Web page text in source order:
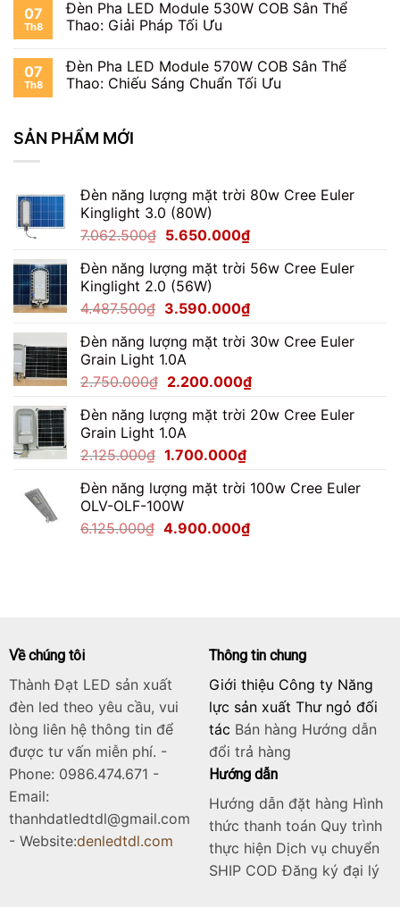
Bãi
Đỗ
Xe
07
Th8
Đèn Pha LED Module 530W COB Sân Thể
Thao: Giải Pháp Tối Ưu
07
Th8
Đèn Pha LED Module 570W COB Sân Thể
Thao: Chiếu Sáng Chuẩn Tối Ưu
SẢN PHẨM MỚI
Đèn năng lượng mặt trời 80w Cree Euler
Kinglight 3.0 (80W)
7.062.500₫ Giá
là:
7.062.500₫.
5.650.000₫Giá
tại
5.650.000₫.
Đèn năng lượng mặt trời 56w Cree Euler
Kinglight 2.0 (56W)
4.487.500₫ Giá
là:
4.487.500₫.
3.590.000₫Giá
tại
3.590.000₫.
Đèn năng lượng mặt trời 30w Cree Euler
Grain Light 1.0A
2.750.000₫ Giá
là:
2.750.000₫.
2.200.000₫Giá
tại
Đèn năng lượng mặt trời 20w Cree Euler
Grain Light 1.0A
2.125.000₫ Giá
là:
2.125.000₫.
1.700.000₫Giá
tại
1.700.000₫.
Đèn năng lượng mặt trời 100w Cree Euler
OLV-OLF-100W
6.125.000₫ Giá
4.900.000₫Giá
Về chúng tôi
Thành Đạt LED sản xuất
đèn led theo yêu cầu, vui
lòng liên hệ thông tin để
được tư vấn miễn phí. -
Phone: 0986.474.671 -
Email:
thanhdatledtdl@gmail.com
- Website:denledtdl.com
Thông tin chung
Giới thiệu Công ty Năng
lực sản xuất Thư ngỏ đối
tác Bán hàng Hướng dẫn
đổi trả hàng
Hướng dẫn
Hướng dẫn đặt hàng Hình
thức thanh toán Quy trình
thực hiện Dịch vụ chuyển
SHIP COD Đăng ký đại lý